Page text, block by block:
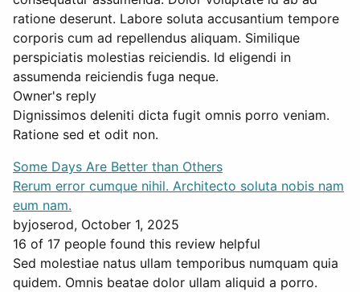
ratione deserunt. Labore soluta accusantium tempore
corporis cum ad repellendus aliquam. Similique
perspiciatis molestias reiciendis. Id eligendi in
assumenda reiciendis fuga neque.
Owner's reply
Dignissimos deleniti dicta fugit omnis porro veniam.
Ratione sed et odit non.
Some Days Are Better than Others
Rerum error cumque nihil. Architecto soluta nobis nam
eum nam.
byjoserod, October 1, 2025
16 of 17 people found this review helpful
Sed molestiae natus ullam temporibus numquam quia
quidem. Omnis beatae dolor ullam aliquid a porro.